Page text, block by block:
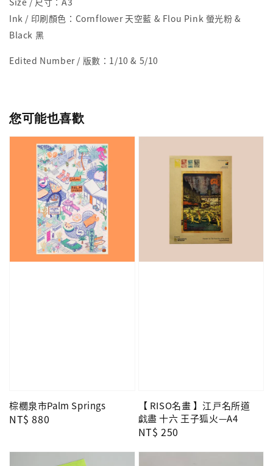
Ink / 印刷顏色：Cornflower 天空藍 & Flou Pink 螢光粉 &
Black 黑
Edited Number / 版數：1/10 & 5/10
您可能也喜歡
棕櫚泉市Palm Springs
Regular
NT$ 880
【 RISO名畫 】江戸名所道
戯盡 十六 王子狐火—A4
Regular
NT$ 250